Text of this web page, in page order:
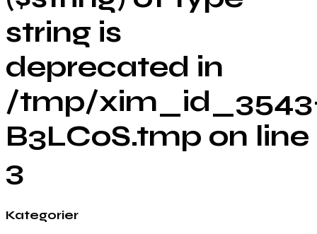
string is
deprecated in
/tmp/
B3LCoS.tmp on line
3
Kategorier